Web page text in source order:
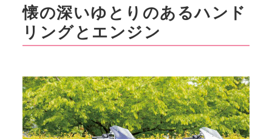
懐の深いゆとりのあるハンド
リングとエンジン